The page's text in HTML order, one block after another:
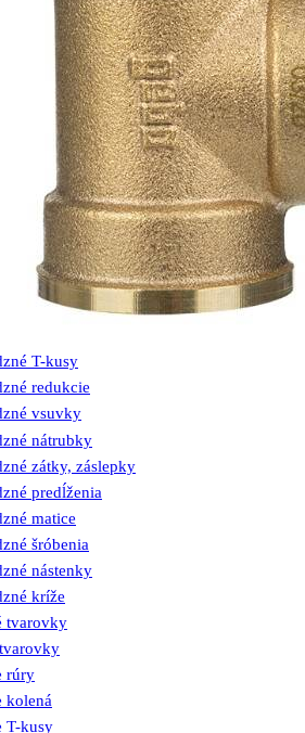
T-kusy
redukcie
vsuvky
nátrubky
zátky, záslepky
predĺženia
matice
šróbenia
nástenky
kríže
tvarovky
rúry
kolená
T-kusy